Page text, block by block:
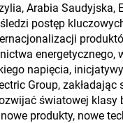
Arabia Saudyjska,
postęp
napięcia,
Group,
światowej klasy
produkty, nowe